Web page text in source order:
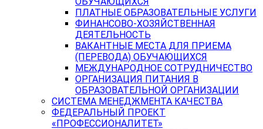
ПЛАТНЫЕ ОБРАЗОВАТЕЛЬНЫЕ УСЛУГИ
ФИНАНСОВО-ХОЗЯЙСТВЕННАЯ
ДЕЯТЕЛЬНОСТЬ
ВАКАНТНЫЕ МЕСТА ДЛЯ ПРИЕМА
(ПЕРЕВОДА) ОБУЧАЮЩИХСЯ
МЕЖДУНАРОДНОЕ СОТРУДНИЧЕСТВО
ОРГАНИЗАЦИЯ ПИТАНИЯ В
ОБРАЗОВАТЕЛЬНОЙ ОРГАНИЗАЦИИ
СИСТЕМА МЕНЕДЖМЕНТА КАЧЕСТВА
ФЕДЕРАЛЬНЫЙ ПРОЕКТ
«ПРОФЕССИОНАЛИТЕТ»